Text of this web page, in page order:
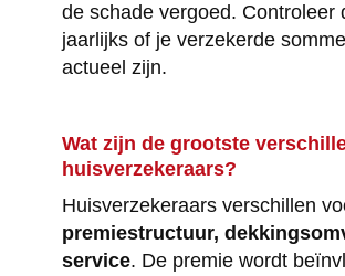
de schade vergoed. Controleer
jaarlijks of je verzekerde
actueel zijn.
Wat zijn de grootste
huisverzekeraars?
Huisverzekeraars verschillen
premiestructuur,
service. De premie wordt